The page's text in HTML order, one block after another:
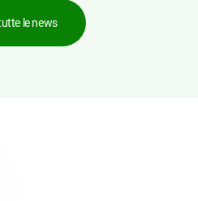
le news